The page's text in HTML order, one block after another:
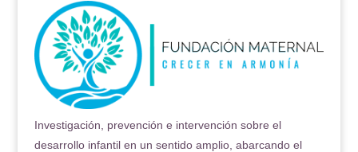
Investigación, prevención e intervención sobre el
desarrollo infantil en un sentido amplio, abarcando el